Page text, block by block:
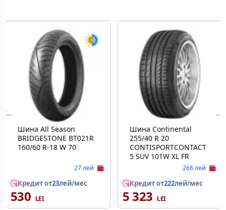
Шина All Season
BRIDGESTONE BT021R
160/60 R-18 W 70
27 лей
Кредит от23лей/мес
530
Шина Continental
255/40 R 20
CONTISPORTCONTACT
5 SUV 101W XL FR
266 лей
Кредит от222лей/мес
5 323